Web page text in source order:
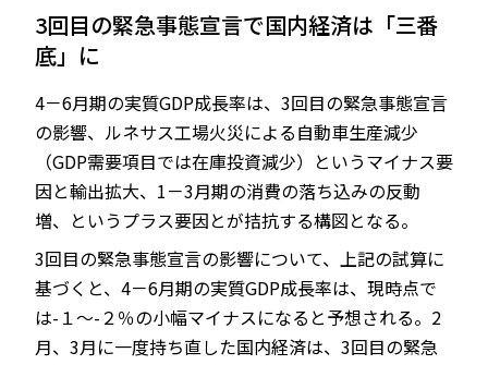
3回目の緊急事態宣言で国内経済は「三番
底」に
4－6月期の実質GDP成長率は、3回目の緊急事態宣言
の影響、ルネサス工場火災による自動車生産減少
（GDP需要項目では在庫投資減少）というマイナス要
因と輸出拡大、1－3月期の消費の落ち込みの反動
増、というプラス要因とが拮抗する構図となる。
3回目の緊急事態宣言の影響について、上記の試算に
基づくと、4－6月期の実質GDP成長率は、現時点で
は-１～-２％の小幅マイナスになると予想される。2
月、3月に一度持ち直した国内経済は、3回目の緊急